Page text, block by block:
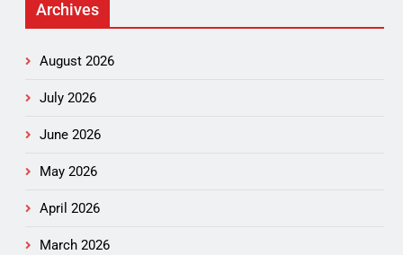
Archives
August 2026
July 2026
June 2026
May 2026
April 2026
March 2026